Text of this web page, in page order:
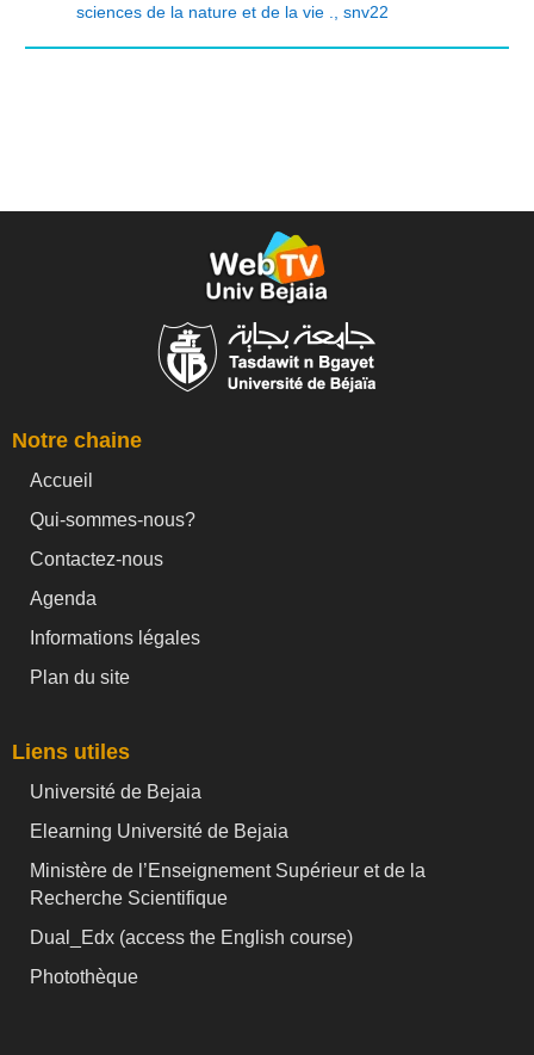
sciences de la nature et de la vie .
snv22
Notre chaine
Accueil
Qui-sommes-nous?
Contactez-nous
Agenda
Informations légales
Plan du site
Liens utiles
Université de Bejaia
Elearning Université de Bejaia
Ministère de l’Enseignement Supérieur et de la
Recherche Scientifique
Dual_Edx (access the English course)
Photothèque